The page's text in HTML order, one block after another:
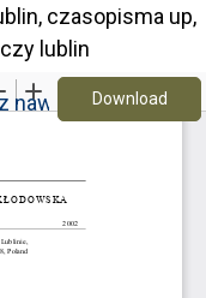
czasopisma up,
lublin
nawożenia iDownload